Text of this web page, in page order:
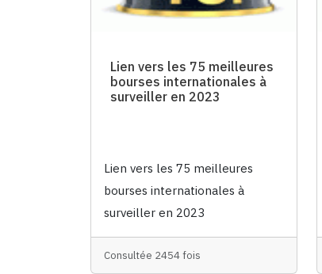
Lien vers les 75 meilleures
bourses internationales à
surveiller en 2023
Lien vers les 75 meilleures
bourses internationales à
surveiller en 2023
Consultée 2454 fois